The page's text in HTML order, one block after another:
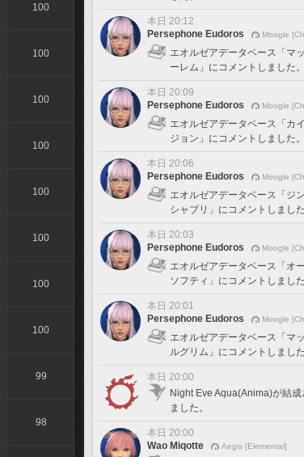
100
100
100
100
100
100
100
100
99
98
本日 20:12
Persephone Eudoros
Moogle
エオルゼアデータベース「マ
ーレム」にコメントしました。
本日 20:09
Persephone Eudoros
Moogle
エオルゼアデータベース「カ
ジョン」にコメントしました。
本日 20:06
Persephone Eudoros
Moogle
エオルゼアデータベース「ジ
シャブリ」にコメントしました
本日 20:03
Persephone Eudoros
Moogle
エオルゼアデータベース「オ
ソフティ」にコメントしました
本日 20:01
Persephone Eudoros
Moogle
エオルゼアデータベース「マ
ルグリム」にコメントしました
本日 20:00
Night Eve Aqua(Anima)が結成
ました。
本日 20:00
Wao Miqotte
Aegis [Elemental]